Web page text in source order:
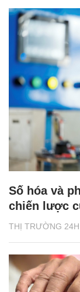
THỊ TRƯỜNG 24H
Số hóa và
chiến lược